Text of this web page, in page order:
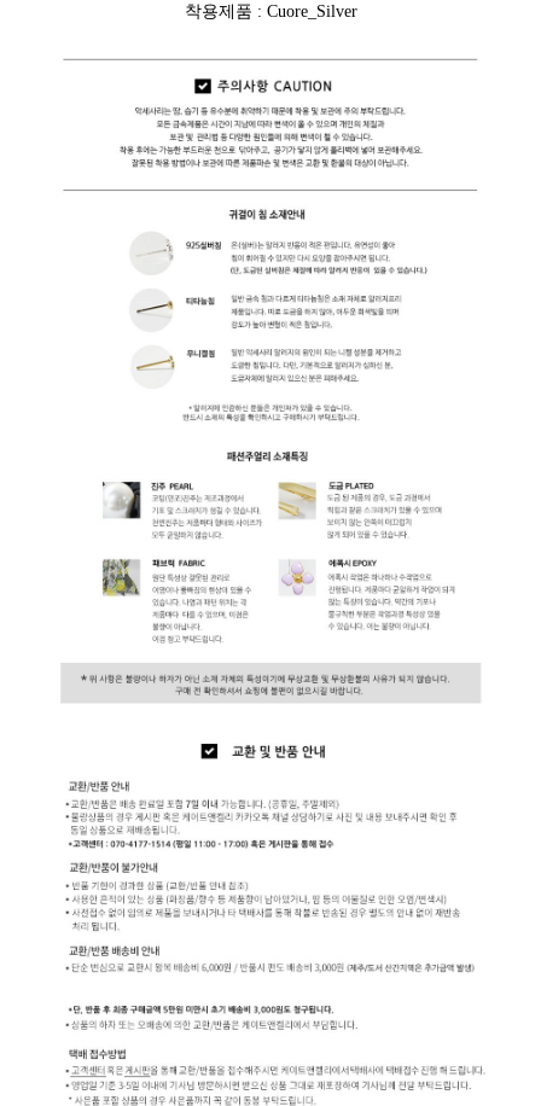
착용제품 : Cuore_Silver